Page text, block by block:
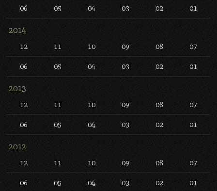
06 05 04 03 02 01
2014
12 11 10 09 08 07
06 05 04 03 02 01
2013
12 11 10 09 08 07
06 05 04 03 02 01
2012
12 11 10 09 08 07
06 05 04 03 02 01